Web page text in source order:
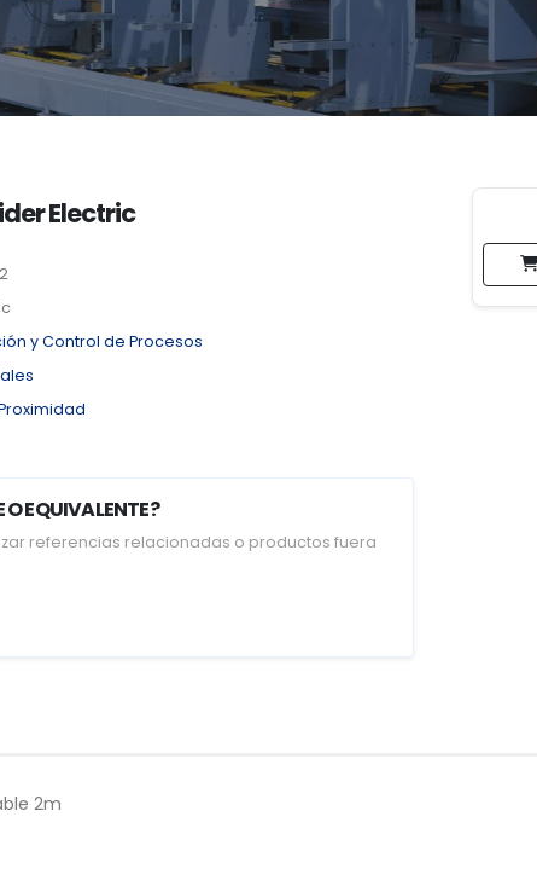
Electric
y Control de Procesos
EQUIVALENTE?
referencias relacionadas o productos fuera
2m